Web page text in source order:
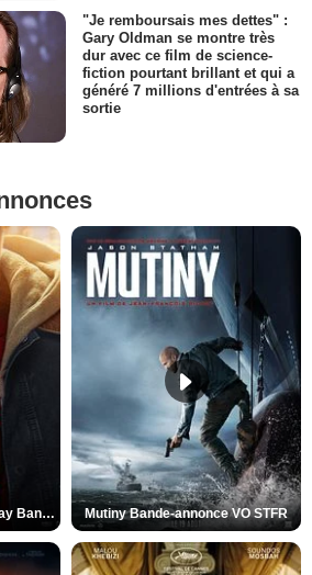
"Je remboursais mes dettes" :
Gary Oldman se montre très
dur avec ce film de science-
fiction pourtant brillant et qui a
généré 7 millions d'entrées à sa
sortie
Spider-Man: Brand New Day Bande-annonce VO STFR Mutiny Bande-annonce VO STFR